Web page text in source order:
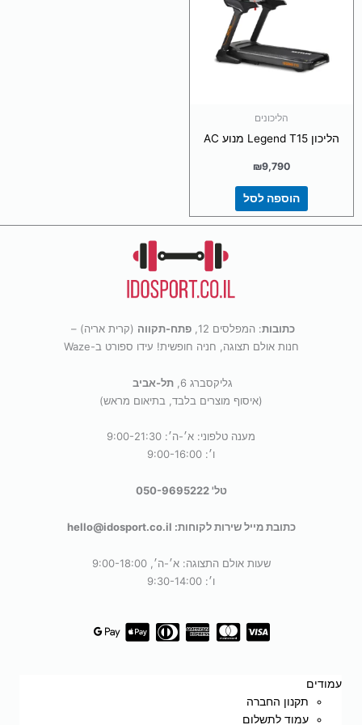
הליכונים
הליכון Legend T15 מנוע AC
₪9,790
הוספה לסל
כתובות: המפלסים 12, פתח-תקווה (קרית אריה) –
חנות אולם תצוגה, חניה חופשית! עידו ספורט ב-Waze
גליקסברג 6,
תל-אביב
(איסוף מוצרים בלבד, בתיאום מראש)
מענה טלפוני: א׳-ה׳: 9:00-21:30
ו׳: 9:00-16:00
טל' 050-9695222
כתובת מייל שירות לקוחות: hello@idosport.co.il
שעות אולם התצוגה: א׳-ה׳, 9:00-18:00
ו׳: 9:30-14:00
עמודים
תקנון החברה
עמוד לתשלום